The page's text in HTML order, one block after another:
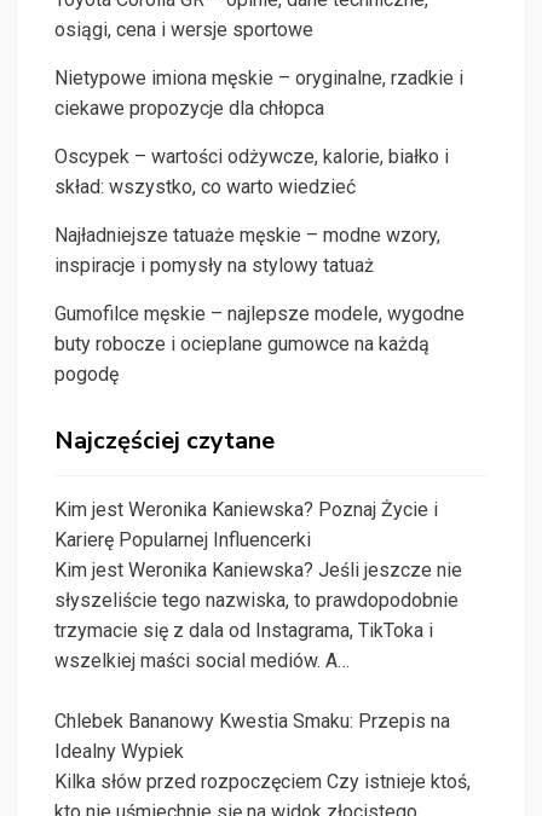
osiągi, cena i wersje sportowe
Nietypowe imiona męskie – oryginalne, rzadkie i
ciekawe propozycje dla chłopca
Oscypek – wartości odżywcze, kalorie, białko i
skład: wszystko, co warto wiedzieć
Najładniejsze tatuaże męskie – modne wzory,
inspiracje i pomysły na stylowy tatuaż
Gumofilce męskie – najlepsze modele, wygodne
buty robocze i ocieplane gumowce na każdą
pogodę
Najczęściej czytane
Kim jest Weronika Kaniewska? Poznaj Życie i
Karierę Popularnej Influencerki
Kim jest Weronika Kaniewska? Jeśli jeszcze nie
słyszeliście tego nazwiska, to prawdopodobnie
trzymacie się z dala od Instagrama, TikToka i
wszelkiej maści social mediów. A…
Chlebek Bananowy Kwestia Smaku: Przepis na
Idealny Wypiek
Kilka słów przed rozpoczęciem Czy istnieje ktoś,